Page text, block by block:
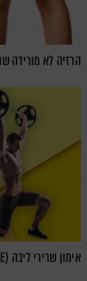
הרזיה לא מורידה
אימון שרירי ליבה (CORE): הדרך לריבועים ועוד הרבה יותר